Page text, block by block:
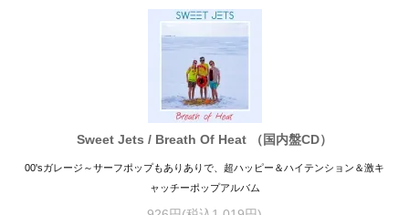
Sweet Jets / Breath Of Heat （国内盤CD）
00'sガレージ～サーフポップもありありで、超ハッピー＆ハイテンション＆激キ
ャッチーポップアルバム